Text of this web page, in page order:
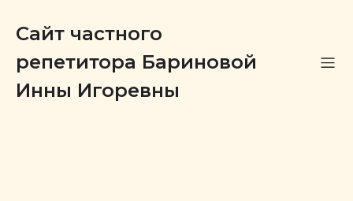
Сайт частного
репетитора Бариновой
Инны Игоревны